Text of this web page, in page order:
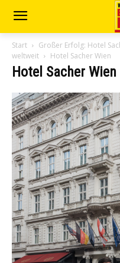
Start
Großer Erfolg: Hotel
weltweit
Hotel Sacher Wien
Hotel Sacher Wien